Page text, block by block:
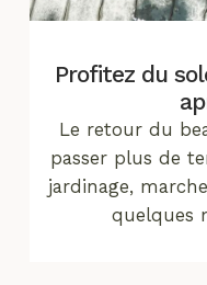
Profitez du
Le retour du
passer plus de
jardinage,
quelques